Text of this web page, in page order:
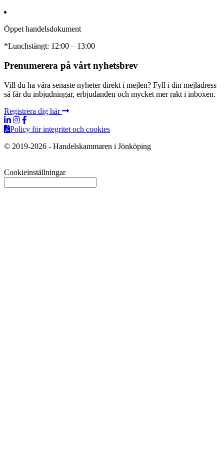
Öppet handelsdokument
*Lunchstängt: 12:00 – 13:00
Prenumerera på vårt nyhetsbrev
Vill du ha våra senaste nyheter direkt i mejlen? Fyll i din mejladress
så får du inbjudningar, erbjudanden och mycket mer rakt i inboxen.
Registrera dig här
Policy för integritet och cookies
© 2019-2026 - Handelskammaren i Jönköping
Cookieinställningar